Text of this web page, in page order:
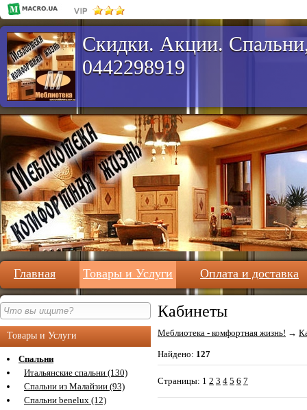
Скидки. Акции.
0442298919
Главная Товары и Услуги Оплата и доставка
Товары и Услуги
Спальни
Итальянские спальни (130)
Спальни из Малайзии (93)
Спальни benelux (12)
Кабинеты
Меблиотека - комфортная жизнь! →
Найдено: 127
Страницы: 1 2 3 4 5 6 7